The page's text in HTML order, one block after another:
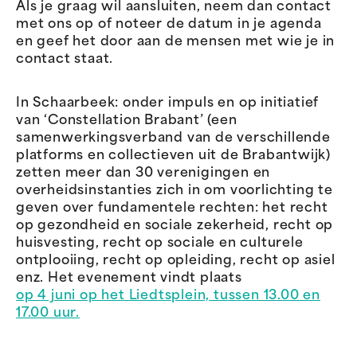
Als je graag wil aansluiten, neem dan contact
met ons op of noteer de datum in je agenda
en geef het door aan de mensen met wie je in
contact staat.
In Schaarbeek: onder impuls en op initiatief
van ‘Constellation Brabant’ (een
samenwerkingsverband van de verschillende
platforms en collectieven uit de Brabantwijk)
zetten meer dan 30 verenigingen en
overheidsinstanties zich in om voorlichting te
geven over fundamentele rechten: het recht
op gezondheid en sociale zekerheid, recht op
huisvesting, recht op sociale en culturele
ontplooiing, recht op opleiding, recht op asiel
enz. Het evenement vindt plaats
op 4 juni op het Liedtsplein, tussen 13.00 en
17.00 uur.